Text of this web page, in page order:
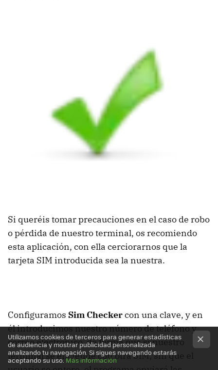
Si queréis tomar precauciones en el caso de robo
o pérdida de nuestro terminal, os recomiendo
esta aplicación, con ella cerciorarnos que la
tarjeta SIM introducida sea la nuestra.
Configuramos Sim Checkercon una clave, y en
él introducimos nuestro número de teléfono y
correo electrónico, de forma que si nuestro
terminal se enciende con otraSIM, sin que el
Utilizamos cookies de terceros para generar estadísticas
de audiencia y mostrar publicidad personalizada
analizando tu navegación. Si sigues navegando estarás
aceptando su uso.Más información